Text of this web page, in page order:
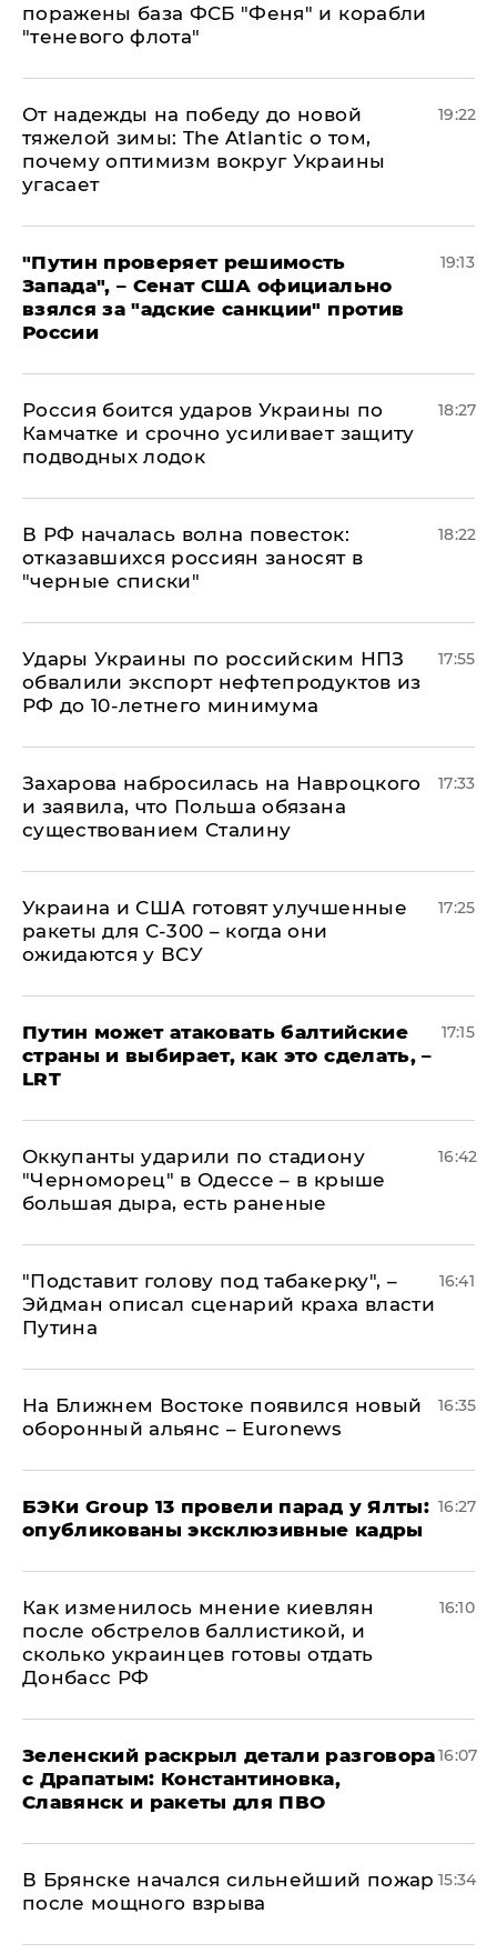
поражены база ФСБ "Феня" и корабли
"теневого флота"
От надежды на победу до новой
тяжелой зимы: The Atlantic о том,
почему оптимизм вокруг Украины
угасает
19:22
"Путин проверяет решимость
Запада", – Сенат США официально
взялся за "адские санкции" против
России
19:13
Россия боится ударов Украины по
Камчатке и срочно усиливает защиту
подводных лодок
18:27
​В РФ началась волна повесток:
отказавшихся россиян заносят в
"черные списки"
18:22
Удары Украины по российским НПЗ
обвалили экспорт нефтепродуктов из
РФ до 10-летнего минимума
17:55
​Захарова набросилась на Навроцкого
и заявила, что Польша обязана
существованием Сталину
17:33
Украина и США готовят улучшенные
ракеты для С-300 – когда они
ожидаются у ВСУ
17:25
Путин может атаковать балтийские
страны и выбирает, как это сделать, –
LRT
17:15
Оккупанты ударили по стадиону
"Черноморец" в Одессе – в крыше
большая дыра, есть раненые
16:42
​"Подставит голову под табакерку", –
Эйдман описал сценарий краха власти
Путина
16:41
На Ближнем Востоке появился новый
оборонный альянс – Euronews
16:35
​БЭКи Group 13 провели парад у Ялты:
опубликованы эксклюзивные кадры
16:27
Как изменилось мнение киевлян
после обстрелов баллистикой, и
сколько украинцев готовы отдать
Донбасс РФ
16:10
​Зеленский раскрыл детали разговора
с Драпатым: Константиновка,
Славянск и ракеты для ПВО
16:07
В Брянске начался сильнейший пожар
после мощного взрыва
15:34